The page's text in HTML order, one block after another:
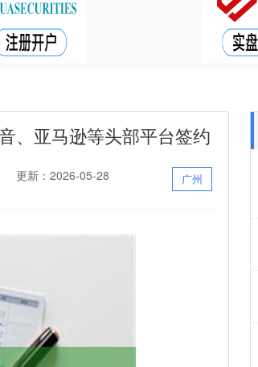
、亚马逊等头部平台签约
广州
更新：2026-05-28